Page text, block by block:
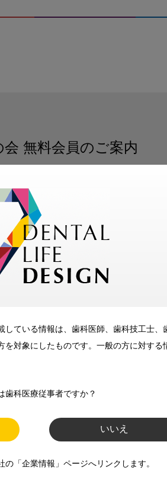
している情報は、歯科医師、歯科技工士、
を対象にしたものです。一般の方に対する
歯科医療従事者ですか？
いいえ
の「企業情報」ページへリンクします。
会 無料会員のご案内
デザインをもっと便利にご利用い
メリット
マガジンでお届け
生士、歯科技工士）に
す。